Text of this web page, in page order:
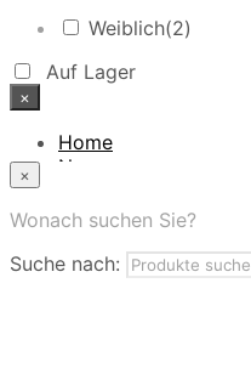
Weiblich(2)
Auf Lager
×
Home
News
App
×
Wonach suchen Sie?
Suche nach: